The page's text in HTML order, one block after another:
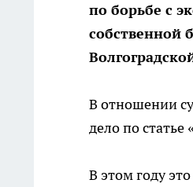
по борьбе с
собственной
В отношении
дело по статье
В этом году